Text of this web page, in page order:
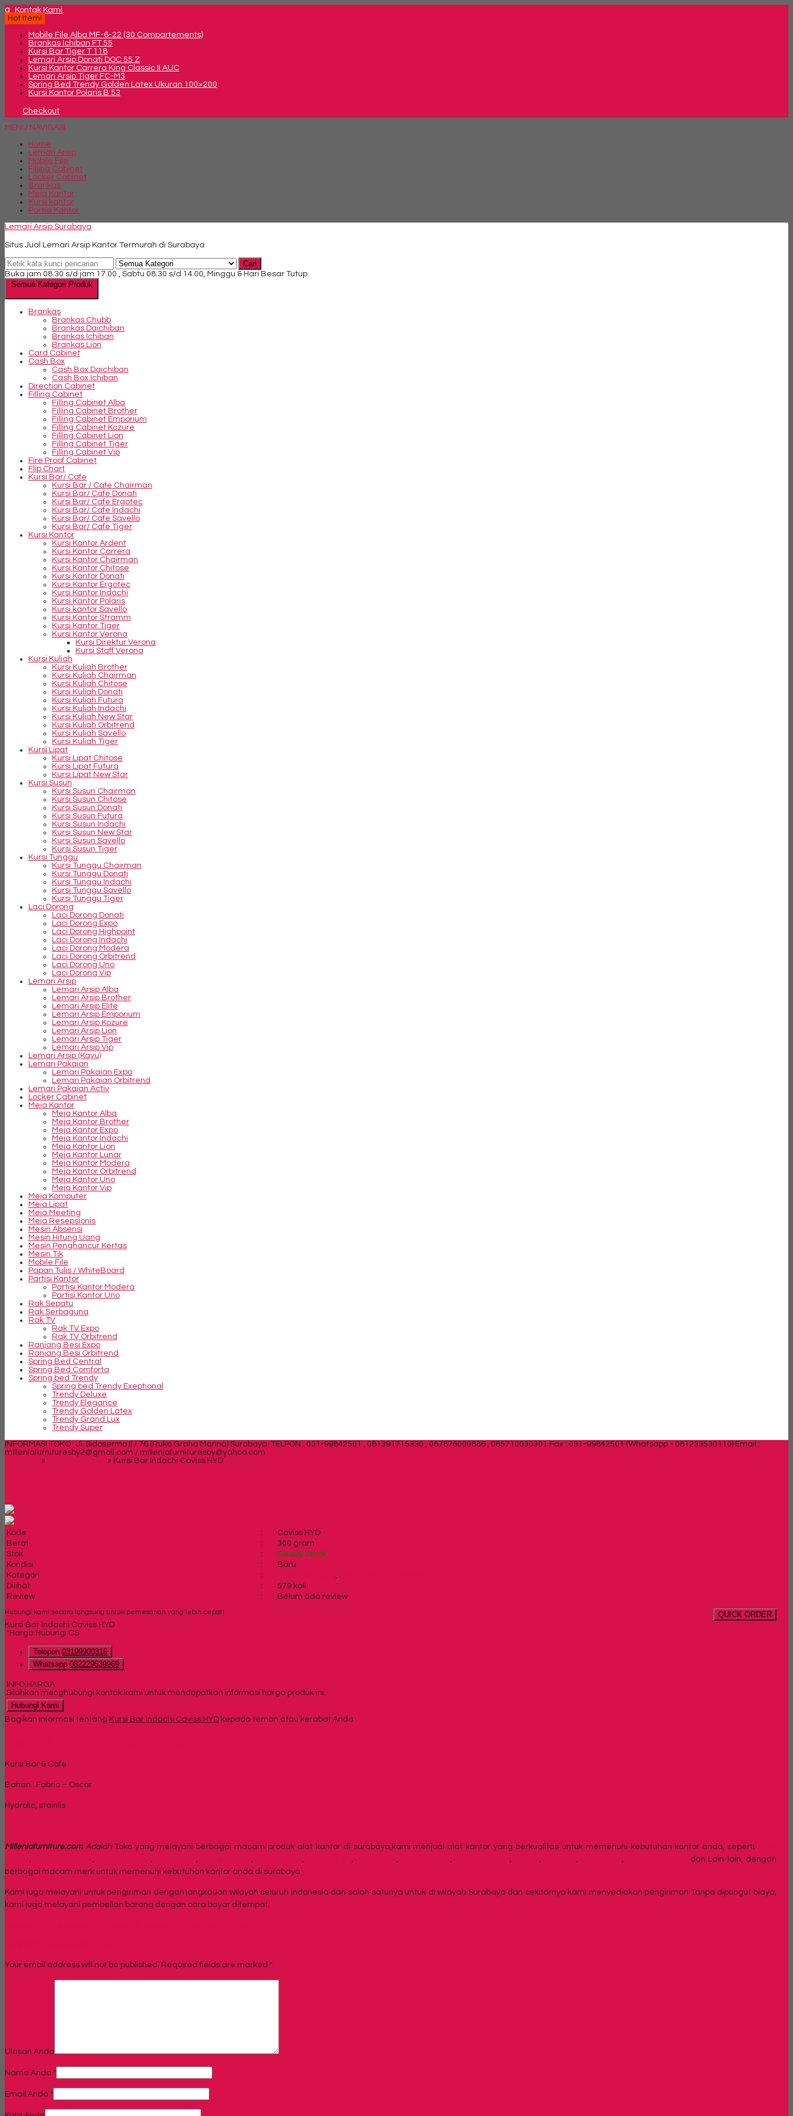
q
Kontak Kami
Hot Item!
Mobile File Alba MF-6-22 (30 Compartements)
Brankas Ichiban FT 55
Kursi Bar Tiger T 118
Lemari Arsip Donati DOC 55 Z
Kursi Kantor Carrera King Classic II AUC
Lemari Arsip Tiger FC-M3
Spring Bed Trendy Golden Latex Ukuran 100×200
Kursi Kantor Polaris B 53
Checkout
MENU NAVIGASI
Home
Lemari Arsip
Mobile File
Filling Cabinet
Locker Cabinet
Brankas
Meja Kantor
Kursi kantor
Partisi Kantor
Lemari Arsip Surabaya
Situs Jual Lemari Arsip Kantor Termurah di Surabaya
Cari
Buka jam 08.30 s/d jam 17.00 , Sabtu 08.30 s/d 14.00, Minggu & Hari Besar Tutup
Semua Kategori Produk
Brankas
Brankas Chubb
Brankas Daichiban
Brankas Ichiban
Brankas Lion
Card Cabinet
Cash Box
Cash Box Daichiban
Cash Box Ichiban
Direction Cabinet
Filling Cabinet
Filling Cabinet Alba
Filling Cabinet Brother
Filling Cabinet Emporium
Filling Cabinet Kozure
Filling Cabinet Lion
Filling Cabinet Tiger
Filling Cabinet Vip
Fire Proof Cabinet
Flip Chart
Kursi Bar/ Cafe
Kursi Bar / Cafe Chairman
Kursi Bar/ Cafe Donati
Kursi Bar/ Cafe Ergotec
Kursi Bar/ Cafe Indachi
Kursi Bar/ Cafe Savello
Kursi Bar/ Cafe Tiger
Kursi Kantor
Kursi Kantor Ardent
Kursi Kantor Carrera
Kursi Kantor Chairman
Kursi Kantor Chitose
Kursi Kantor Donati
Kursi Kantor Ergotec
Kursi Kantor Indachi
Kursi Kantor Polaris
Kursi kantor Savello
Kursi Kantor Stramm
Kursi Kantor Tiger
Kursi Kantor Verona
Kursi Direktur Verona
Kursi Staff Verona
Kursi Kuliah
Kursi Kuliah Brother
Kursi Kuliah Chairman
Kursi Kuliah Chitose
Kursi Kuliah Donati
Kursi Kuliah Futura
Kursi Kuliah Indachi
Kursi Kuliah New Star
Kursi Kuliah Orbitrend
Kursi Kuliah Savello
Kursi Kuliah Tiger
Kursi Lipat
Kursi Lipat Chitose
Kursi Lipat Futura
Kursi Lipat New Star
Kursi Susun
Kursi Susun Chairman
Kursi Susun Chitose
Kursi Susun Donati
Kursi Susun Futura
Kursi Susun Indachi
Kursi Susun New Star
Kursi Susun Savello
Kursi Susun Tiger
Kursi Tunggu
Kursi Tunggu Chairman
Kursi Tunggu Donati
Kursi Tunggu Indachi
Kursi Tunggu Savello
Kursi Tunggu Tiger
Laci Dorong
Laci Dorong Donati
Laci Dorong Expo
Laci Dorong Highpoint
Laci Dorong Indachi
Laci Dorong Modera
Laci Dorong Orbitrend
Laci Dorong Uno
Laci Dorong Vip
Lemari Arsip
Lemari Arsip Alba
Lemari Arsip Brother
Lemari Arsip Elite
Lemari Arsip Emporium
Lemari Arsip Kozure
Lemari Arsip Lion
Lemari Arsip Tiger
Lemari Arsip Vip
Lemari Arsip (Kayu)
Lemari Pakaian
Lemari Pakaian Expo
Lemari Pakaian Orbitrend
Lemari Pakaian Activ
Locker Cabinet
Meja Kantor
Meja Kantor Alba
Meja Kantor Brother
Meja Kantor Expo
Meja Kantor Indachi
Meja Kantor Lion
Meja Kantor Lunar
Meja Kantor Modera
Meja Kantor Orbitrend
Meja Kantor Uno
Meja Kantor Vip
Meja Komputer
Meja Lipat
Meja Meeting
Meja Resepsionis
Mesin Absensi
Mesin Hitung Uang
Mesin Penghancur Kertas
Mesin Tik
Mobile File
Papan Tulis / WhiteBoard
Partisi Kantor
Partisi Kantor Modera
Partisi Kantor Uno
Rak Sepatu
Rak Serbaguna
Rak TV
Rak TV Expo
Rak TV Orbitrend
Ranjang Besi Expo
Ranjang Besi Orbitrend
Spring Bed Central
Spring Bed Comforta
Spring bed Trendy
Spring bed Trendy Exeptional
Trendy Deluxe
Trendy Elegance
Trendy Golden Latex
Trendy Grand Lux
Trendy Super
INFORMASI TOKO : Jl. Sidosermo II / 76 (Ruko Graha Marina) Surabaya. TELPON : 031-99842501 , 081391715330 , 087876000886 , 085710030301 Fax : 031-99842501 (Whatsapp - 081233530110) Email :
milleniafurnituresby2@gmail.com / milleniafurnituresby@yahoo.com
» » Kursi Bar Indachi Caviss HYD
Kode :
Caviss HYD
Berat
:
300 gram
Stok
:
Ready Stock
Kondisi
:
Baru
Kategori
:
Dilihat
:
579 kali
Review
: Belum ada review
QUICK ORDER
Hubungi kami secara langsung untuk pemesanan yang lebih cepat!
Kursi Bar Indachi Caviss HYD
*Harga Hubungi CS
Telepon 03199900316
Whatsapp 082229539969
INFO HARGA
Silahkan menghubungi kontak kami untuk mendapatkan informasi harga produk ini.
Hubungi Kami
Bagikan informasi tentang Kursi Bar Indachi Caviss HYD kepada teman atau kerabat Anda.
Kursi Bar & Cafe
Bahan : Fabric – Oscar
Hydrolic, stainlis
Milleniafurniture.com Adalah Toko yang melayani berbagai macam produk alat kantor di surabaya,kami menjual alat kantor yang berkualitas untuk memenuhi kebutuhan kantor anda, seperti
, Meja Komputer, Meja Meeting, , , , Kursi Kuliah, Kursi Lipat, , , Locker, , Mobile File,
dan Lain-lain, dengan
berbagai macam merk untuk memenuhi kebutuhan kantor anda di surabaya.
Kami juga melayani untuk pengiriman dengan jangkauan wilayah seluruh indonesia dan salah satunya untuk di wilayah Surabaya dan sekitarnya kami menyediakan pengiriman Tanpa dipungut biaya,
kami juga melayani pembelian barang dengan cara bayar ditempat.
Your email address will not be published. Required fields are marked *
Ulasan Anda
Nama Anda *
Email Anda *